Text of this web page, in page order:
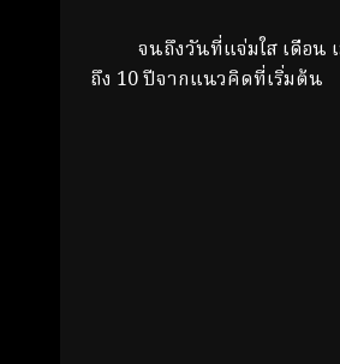
จนถึงวันที่แจ่มใส เดือน เม
ถึง 10 ปีจากแนวคิดที่เริ่มต้น